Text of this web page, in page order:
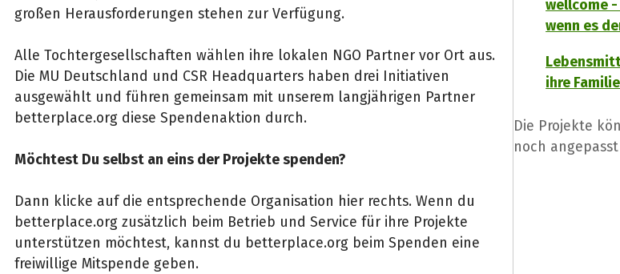
großen Herausforderungen stehen zur Verfügung.
Alle Tochtergesellschaften wählen ihre lokalen NGO Partner vor Ort aus.
Die MU Deutschland und CSR Headquarters haben drei Initiativen
ausgewählt und führen gemeinsam mit unserem langjährigen Partner
betterplace.org diese Spendenaktion durch.
Möchtest Du selbst an eins der Projekte spenden?
Dann klicke auf die entsprechende Organisation hier rechts. Wenn du
betterplace.org zusätzlich beim Betrieb und Service für ihre Projekte
unterstützen möchtest, kannst du betterplace.org beim Spenden eine
freiwillige Mitspende geben.
wellcome
wenn es
ihre
Die Projekte
noch